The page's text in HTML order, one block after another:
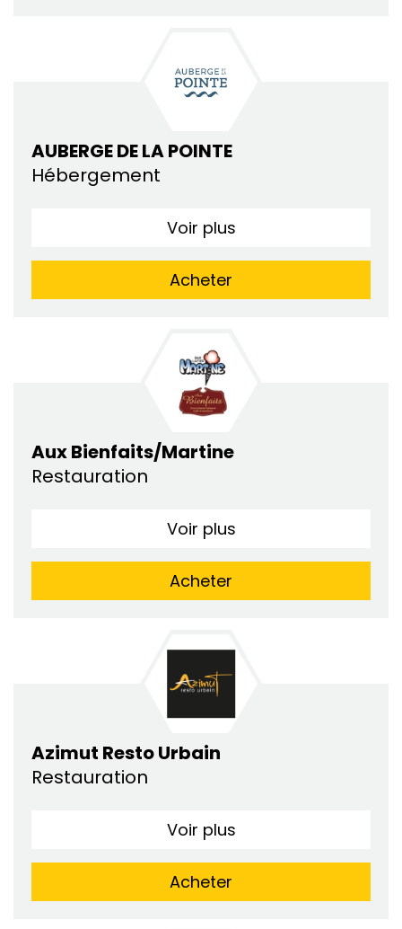
AUBERGE DE LA POINTE
Hébergement
Voir plus
Acheter
Aux Bienfaits/Martine
Restauration
Voir plus
Acheter
Azimut Resto Urbain
Restauration
Voir plus
Acheter